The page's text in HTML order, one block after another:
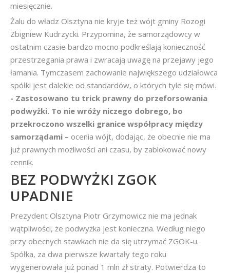
miesięcznie.
Żalu do władz Olsztyna nie kryje też wójt gminy Rozogi
Zbigniew Kudrzycki. Przypomina, że samorządowcy w
ostatnim czasie bardzo mocno podkreślają konieczność
przestrzegania prawa i zwracają uwagę na przejawy jego
łamania. Tymczasem zachowanie największego udziałowca
spółki jest dalekie od standardów, o których tyle się mówi.
- Zastosowano tu trick prawny do przeforsowania
podwyżki. To nie wróży niczego dobrego, bo
przekroczono wszelki granice współpracy między
samorządami – ocenia wójt, dodając, że obecnie nie ma
już prawnych możliwości ani czasu, by zablokować nowy
cennik.
BEZ PODWYŻKI ZGOK
UPADNIE
Prezydent Olsztyna Piotr Grzymowicz nie ma jednak
wątpliwości, że podwyżka jest konieczna. Według niego
przy obecnych stawkach nie da się utrzymać ZGOK-u.
Spółka, za dwa pierwsze kwartały tego roku
wygenerowała już ponad 1 mln zł straty. Potwierdza to